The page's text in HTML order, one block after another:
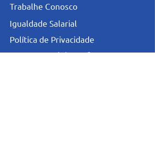
Trabalhe Conosco
Igualdade Salarial
Política de Privacidade
Totvs - Portal do professor